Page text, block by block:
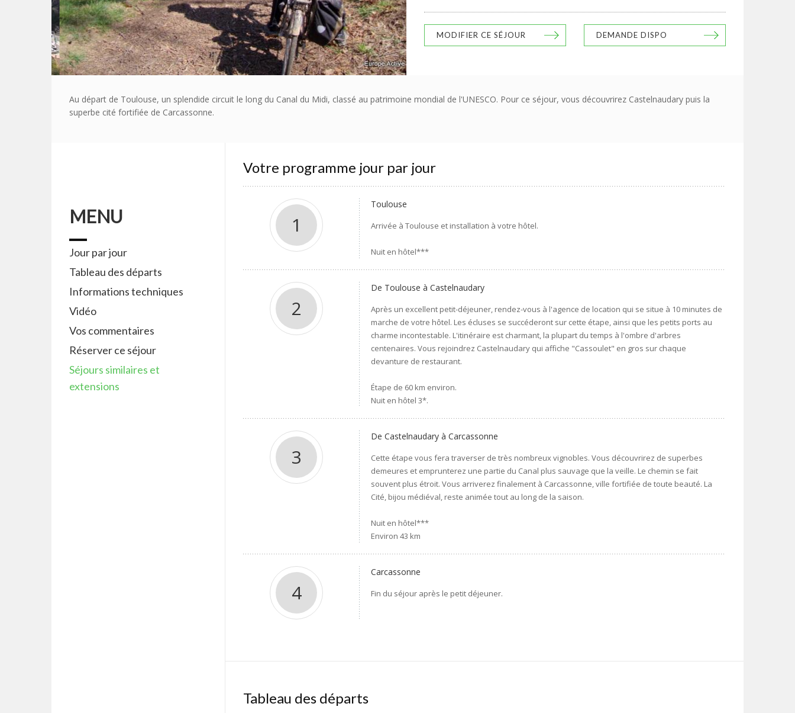
MODIFIER CE SÉJOUR DEMANDE DISPO
Au départ de Toulouse, un splendide circuit le long du Canal du Midi, classé au patrimoine mondial de l'UNESCO. Pour ce séjour, vous découvrirez Castelnaudary puis la
superbe cité fortifiée de Carcassonne.
MENU
Jour par jour
Tableau des départs
Informations techniques
Vidéo
Vos commentaires
Réserver ce séjour
Séjours similaires et
extensions
Votre programme jour par jour
1
Toulouse
Arrivée à Toulouse et installation à votre hôtel.
Nuit en hôtel***
2
De Toulouse à Castelnaudary
Après un excellent petit-déjeuner, rendez-vous à l'agence de location qui se situe à 10 minutes de
marche de votre hôtel. Les écluses se succéderont sur cette étape, ainsi que les petits ports au
charme incontestable. L'itinéraire est charmant, la plupart du temps à l'ombre d'arbres
centenaires. Vous rejoindrez Castelnaudary qui affiche "Cassoulet" en gros sur chaque
devanture de restaurant.
Étape de 60 km environ.
Nuit en hôtel 3*.
3
De Castelnaudary à Carcassonne
Cette étape vous fera traverser de très nombreux vignobles. Vous découvrirez de superbes
demeures et emprunterez une partie du Canal plus sauvage que la veille. Le chemin se fait
souvent plus étroit. Vous arriverez finalement à Carcassonne, ville fortifiée de toute beauté. La
Cité, bijou médiéval, reste animée tout au long de la saison.
Nuit en hôtel***
Environ 43 km
4
Carcassonne
Fin du séjour après le petit déjeuner.
Tableau des départs